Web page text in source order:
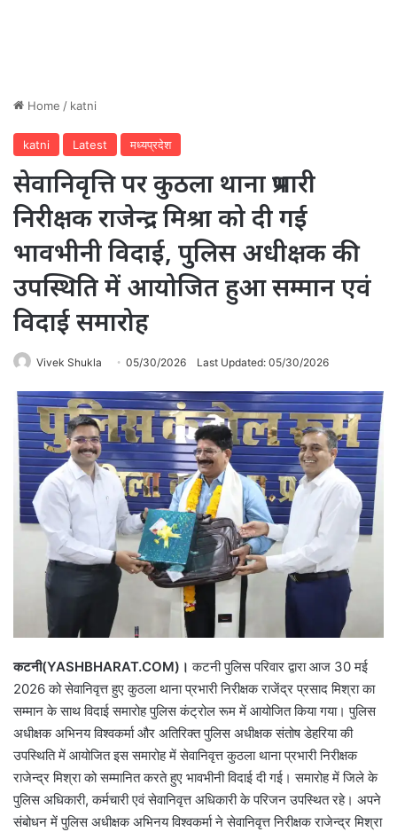
Home / katni
katni Latest मध्यप्रदेश
सेवानिवृत्ति पर कुठला थाना प्रभारी
निरीक्षक राजेन्द्र मिश्रा को दी गई
भावभीनी विदाई, पुलिस अधीक्षक की
उपस्थिति में आयोजित हुआ सम्मान एवं
विदाई समारोह
Vivek Shukla 05/30/2026 Last Updated: 05/30/2026
कटनी(YASHBHARAT.COM)। कटनी पुलिस परिवार द्वारा आज 30 मई
2026 को सेवानिवृत्त हुए कुठला थाना प्रभारी निरीक्षक राजेंद्र प्रसाद मिश्रा का
सम्मान के साथ विदाई समारोह पुलिस कंट्रोल रूम में आयोजित किया गया। पुलिस
अधीक्षक अभिनय विश्वकर्मा और अतिरिक्त पुलिस अधीक्षक संतोष डेहरिया की
उपस्थिति में आयोजित इस समारोह में सेवानिवृत्त कुठला थाना प्रभारी निरीक्षक
राजेन्द्र मिश्रा को सम्मानित करते हुए भावभीनी विदाई दी गई। समारोह में जिले के
पुलिस अधिकारी, कर्मचारी एवं सेवानिवृत्त अधिकारी के परिजन उपस्थित रहे। अपने
संबोधन में पुलिस अधीक्षक अभिनय विश्वकर्मा ने सेवानिवृत्त निरीक्षक राजेन्द्र मिश्रा